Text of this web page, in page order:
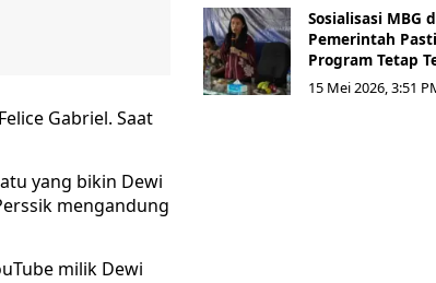
Gabriel. Saat
yang bikin Dewi
mengandung
milik Dewi
Sosialisasi MBG
Pemerintah
Program Tetap
15 Mei 2026, 3:51